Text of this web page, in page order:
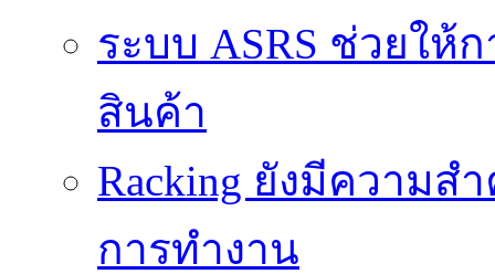
ระบบ ASRS ช่วยให้
สินค้า
Racking ยังมีความ
การทำงาน